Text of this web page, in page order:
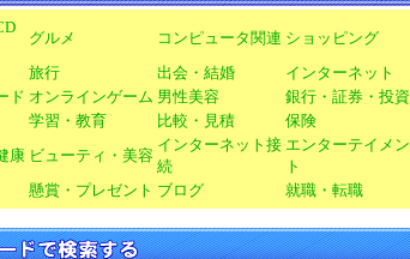
グルメ コンピュータ関連 ショッピング
旅行 出会・結婚
インターネット
ド オンラインゲーム 男性美容
銀行・証券・投資
学習・教育 比較・見積
保険
康 ビューティ・美容
インターネット接
続
エンターテイメン
ト
懸賞・プレゼント ブログ 就職・転職